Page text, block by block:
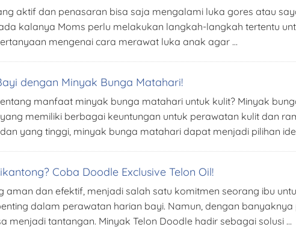
aktif dan penasaran bisa saja mengalami luka gores atau
kalanya Moms perlu melakukan langkah-langkah tertentu
mengenai cara merawat luka anak agar …
dengan Minyak Bunga Matahari!
manfaat minyak bunga matahari untuk kulit? Minyak
memiliki berbagai keuntungan untuk perawatan kulit dan
yang tinggi, minyak bunga matahari dapat menjadi pilihan
Coba Doodle Exclusive Telon Oil!
aman dan efektif, menjadi salah satu komitmen seorang ibu
dalam perawatan harian bayi. Namun, dengan
tantangan. Minyak Telon Doodle hadir sebagai solusi …